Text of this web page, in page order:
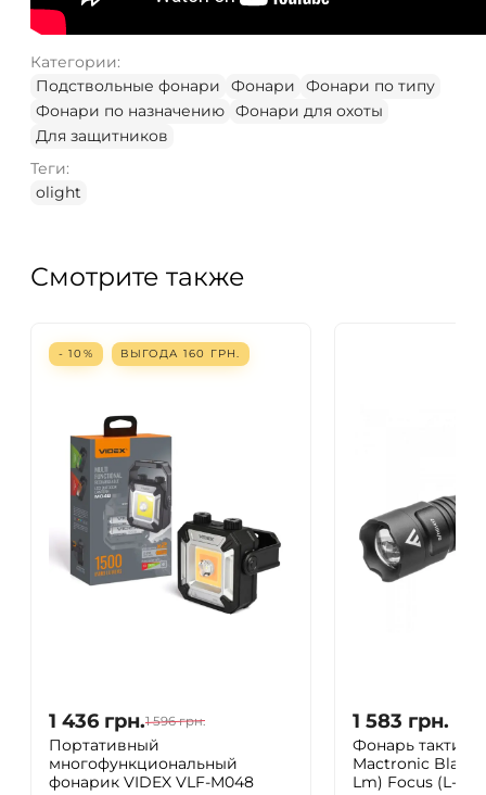
Категории:
Подствольные фонари
Фонари
Фонари по типу
Фонари по назначению Фонари для охоты
Для защитников
Теги:
olight
Смотрите также
- 10% ВЫГОДА 160 ГРН.
1 436 грн.1 596 грн.
Портативный
многофункциональный
фонарик VIDEX VLF-M048
1 583 грн.
Фонарь
Mactronic Black
Lm) Focus (L-